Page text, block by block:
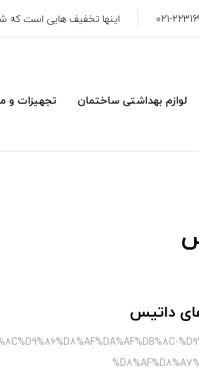
اینها تخفیف هایی است که
لوازم بهداشتی ساختمان تجهیزات و
داتیس